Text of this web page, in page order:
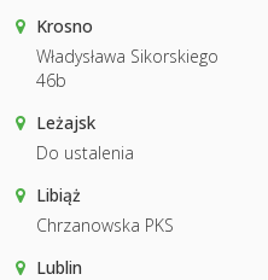
Krosno
Władysława Sikorskiego
46b
Leżajsk
Do ustalenia
Libiąż
Chrzanowska PKS
Lublin